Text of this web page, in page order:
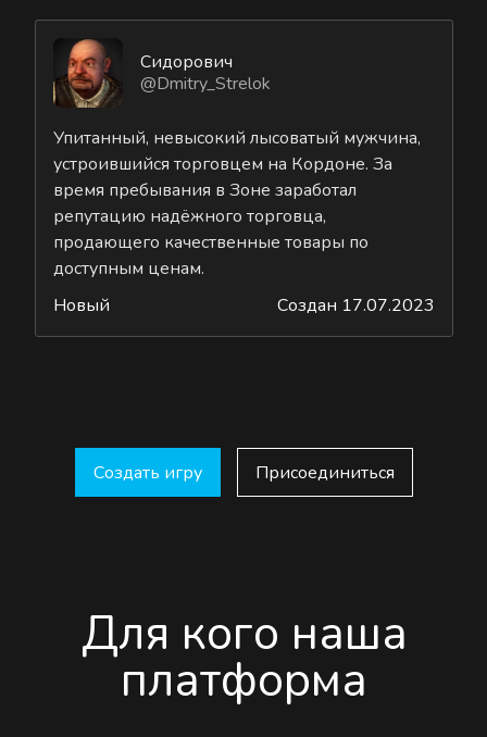
Сидорович
@Dmitry_Strelok
Упитанный, невысокий лысоватый мужчина,
устроившийся торговцем на Кордоне. За
время пребывания в Зоне заработал
репутацию надёжного торговца,
продающего качественные товары по
доступным ценам.
Новый
Создан 17.07.2023
Создать игру Присоединиться
Для кого наша
платформа